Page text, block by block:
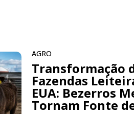
AGRO
Transformação
Fazendas
EUA: Bezerros
Tornam Fonte